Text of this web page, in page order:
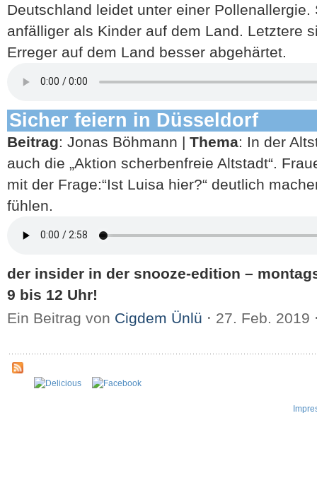
Deutschland leidet unter einer
anfälliger als Kinder auf dem Land. Letztere
Erreger auf dem Land besser abgehärtet.
Sicher feiern in Düsseldorf
Beitrag: Jonas Böhmann | Thema: In der
auch die „Aktion scherbenfreie Altstadt“.
mit der Frage:“Ist Luisa hier?“ deutlich
fühlen.
der insider in der snooze-edition –
9 bis 12 Uhr!
Ein Beitrag von Cigdem Ünlü ⋅ 27. Feb. 2019